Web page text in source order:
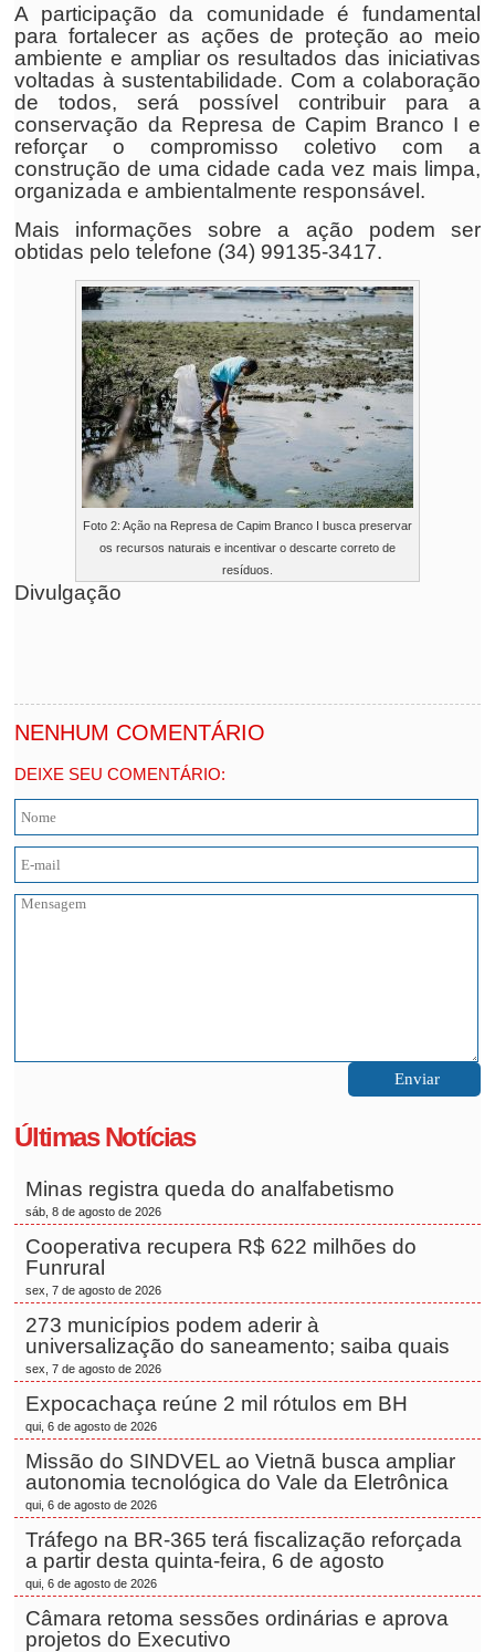
A participação da comunidade é fundamental
para fortalecer as ações de proteção ao meio
ambiente e ampliar os resultados das iniciativas
voltadas à sustentabilidade. Com a colaboração
de todos, será possível contribuir para a
conservação da Represa de Capim Branco I e
reforçar o compromisso coletivo com a
construção de uma cidade cada vez mais limpa,
organizada e ambientalmente responsável.
Mais informações sobre a ação podem ser
obtidas pelo telefone (34) 99135-3417.
Foto 2: Ação na Represa de Capim Branco I busca preservar
os recursos naturais e incentivar o descarte correto de
resíduos.
Divulgação
NENHUM COMENTÁRIO
DEIXE SEU COMENTÁRIO:
Últimas Notícias
Minas registra queda do analfabetismo
sáb, 8 de agosto de 2026
Cooperativa recupera R$ 622 milhões do
Funrural
sex, 7 de agosto de 2026
273 municípios podem aderir à
universalização do saneamento; saiba quais
sex, 7 de agosto de 2026
Expocachaça reúne 2 mil rótulos em BH
qui, 6 de agosto de 2026
Missão do SINDVEL ao Vietnã busca ampliar
autonomia tecnológica do Vale da Eletrônica
qui, 6 de agosto de 2026
Tráfego na BR-365 terá fiscalização reforçada
a partir desta quinta-feira, 6 de agosto
qui, 6 de agosto de 2026
Câmara retoma sessões ordinárias e aprova
projetos do Executivo